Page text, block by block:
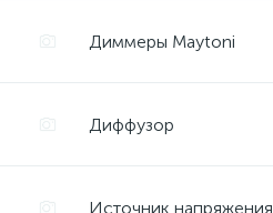
Диммеры Maytoni
Диффузор
Источник напряжения